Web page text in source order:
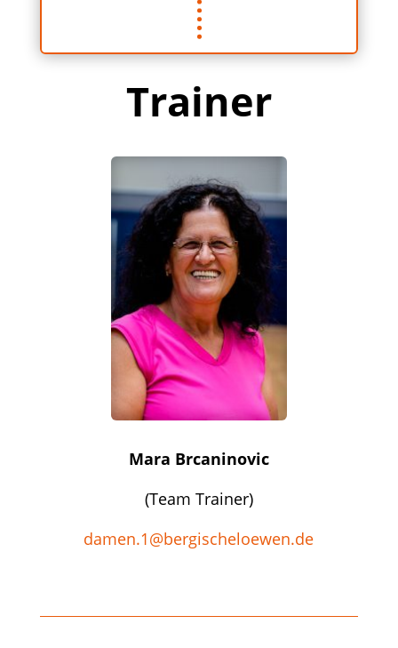
Trainer
Mara Brcaninovic
(Team Trainer)
damen.1@bergischeloewen.de